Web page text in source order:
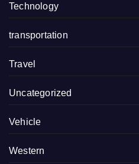
Technology
transportation
Travel
Uncategorized
Vehicle
Western